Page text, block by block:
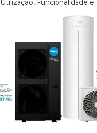
Funcionalidade e